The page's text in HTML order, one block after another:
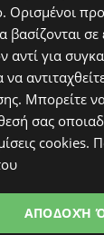
Ορισμένοι
βασίζονται
αντί για
. Μπορείτε
σας
cookies.
ΑΠΟΔΟΧΉ